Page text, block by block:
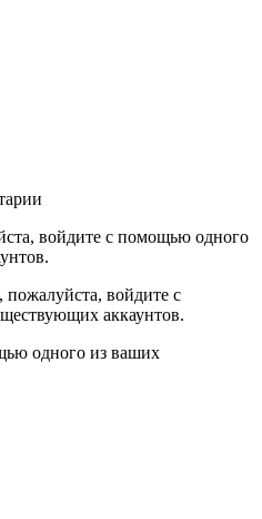
войдите с помощью одного
войдите с
аккаунтов.
одного из ваших